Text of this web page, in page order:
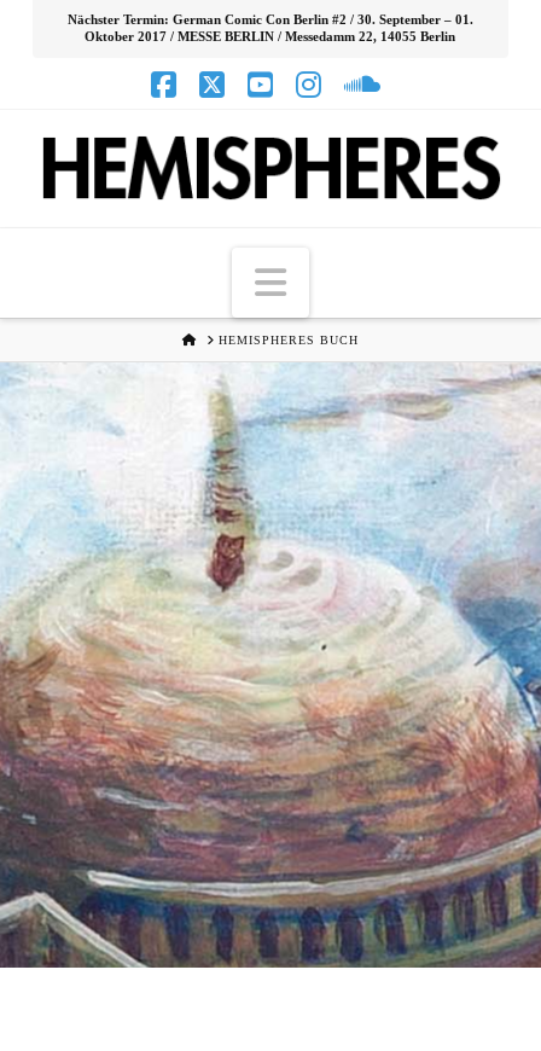
Nächster Termin: German Comic Con Berlin #2 / 30. September – 01.
Oktober 2017 / MESSE BERLIN / Messedamm 22, 14055 Berlin
Navigation
HOMEHEMISPHERES BUCH